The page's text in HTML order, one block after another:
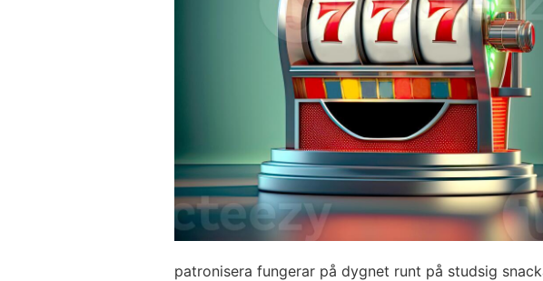
patronisera fungerar på dygnet runt på studsig